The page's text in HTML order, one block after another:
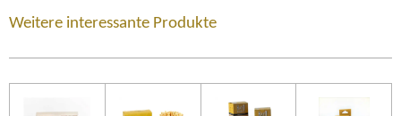
Weitere interessante Produkte